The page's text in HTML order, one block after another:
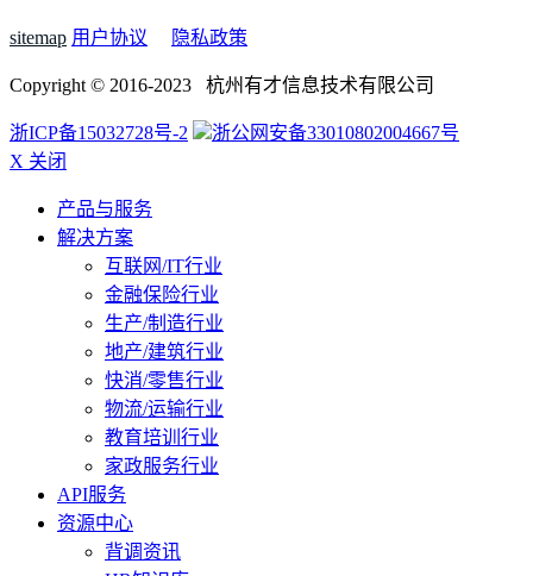
sitemap 用户协议 隐私政策
Copyright © 2016-2023 杭州有才信息技术有限公司
浙ICP备15032728号-2
浙公网安备33010802004667号
X 关闭
产品与服务
解决方案
互联网/IT行业
金融保险行业
生产/制造行业
地产/建筑行业
快消/零售行业
物流/运输行业
教育培训行业
家政服务行业
API服务
资源中心
背调资讯